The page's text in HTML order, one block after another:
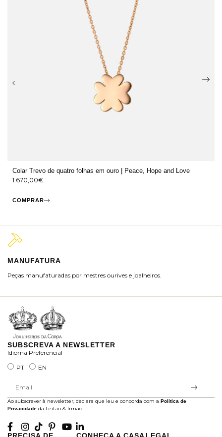
Colar Trevo de quatro folhas em ouro | Peace, Hope and Love
1.670,00€
COMPRAR
MANUFATURA
Peças manufaturadas por mestres ourives e joalheiros.
SUBSCREVA A NEWSLETTER
Idioma Preferencial
PT
EN
Ao subscrever à newsletter, declara que leu e concorda com a Política de
Privacidade da Leitão & Irmão.